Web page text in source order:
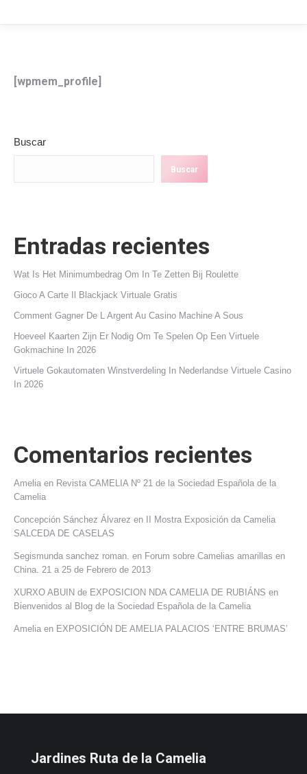
[wpmem_profile]
Buscar
Buscar
Entradas recientes
Wat Is Het Minimumbedrag Om In Te Zetten Bij Roulette
Gioco A Carte Il Blackjack Virtuale Gratis
Comment Gagner De L Argent Au Casino Machine A Sous
Hoeveel Kaarten Zijn Er Nodig Om Te Spelen Op Een Virtuele
Gokmachine In 2026
Virtuele Gokautomaten Winstverdeling In Nederlandse Virtuele Casino
In 2026
Comentarios recientes
Amelia en Revista CAMELIA Nº 21 de la Sociedad Española de la
Camelia
Concepción Sánchez Álvarez en
II Mostra Exposición da Camelia
SALCEDA DE CASELAS
Segismunda sanchez roman. en Forum sobre Camelias amarillas en
China. 21 a 25 de Febrero de 2013
XURXO ABUIN de EXPOSICION NDA CAMELIA DE RUBIÁNS en
Bienvenidos al Blog de la Sociedad Española de la Camelia
Amelia en EXPOSICIÓN DE AMELIA PALACIOS ‘ENTRE BRUMAS’
Jardines Ruta de la Camelia